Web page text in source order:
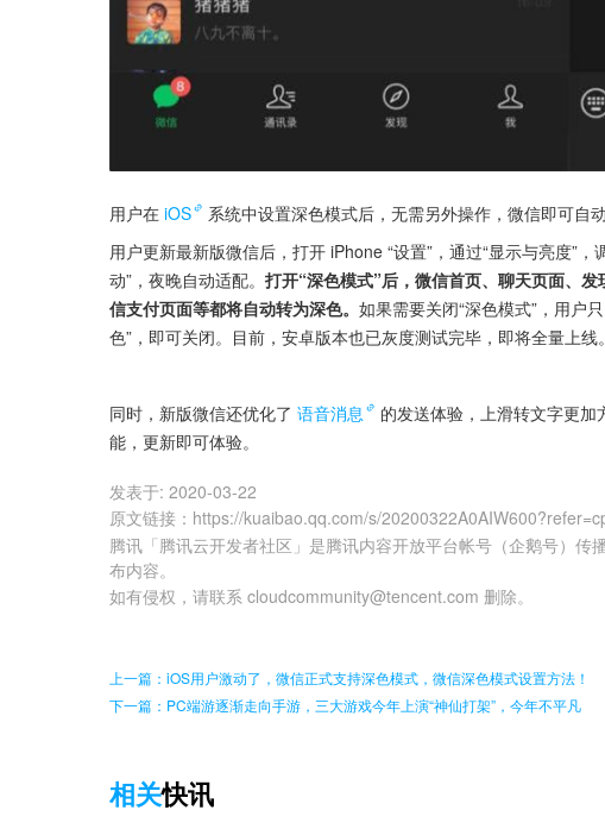
用户在 iOS
系统中设置深色模式后，无需另外操作，微信即可自
用户更新最新版微信后，打开 iPhone “设置”，通过“显示与亮度”，
动”，夜晚自动适配。 打开“深色模式”后，微信首页、聊天页面、
信支付页面等都将自动转为深色。 如果需要关闭“深色模式”，用户
色”，即可关闭。目前，安卓版本也已灰度测试完毕，即将全量上线。
同时，新版微信还优化了 语音消息
的发送体验，上滑转文字更
能，更新即可体验。
发表于: 2020-03-22
原文链接 ： https://kuaibao.qq.com/s/
腾讯「腾讯云开发者社区」是腾讯内容开放平台帐号（企鹅号）传
布内容。
如有侵权，请联系 cloudcommunity@tencent.com 删除。
上一篇：iOS用户激动了，微信正式支持深色模式，微信深色模式设置方法！
下一篇：PC端游逐渐走向手游，三大游戏今年上演“神仙打架”，今年不平凡
相关快讯